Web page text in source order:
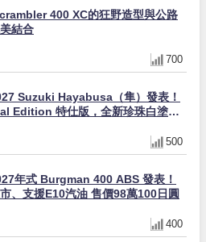
400 XC的狂野造型與公路
結合
700
Suzuki Hayabusa（隼）發表！
Edition 特仕版，全新珍珠白塗裝
500
年式 Burgman 400 ABS 發表！
、支援E10汽油 售價98萬100日圓
400